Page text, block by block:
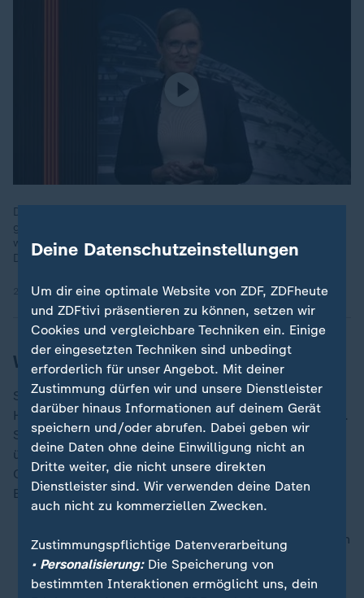
Die AfD-Politikerin Kotré hat sich mit einem Rechtsextremen
getroffen. Die AfD-Spitze droht mit Konsequenzen, doch Kotré
wird weiter für Ärger sorgen, sagt ZDF-Korrespondentin Nicole
Diekmann.
23.01.2026 | 0:32 min
Was Höcke ändern will
Solche Manöver könnten nach dem Willen von Björn
Höcke und seinen Mitstreitern künftig überflüssig sein.
Sie fordern, die UVL binnen eines Jahres zu
überarbeiten und nur noch solche Parteien oder
Organisationen dort zu führen, "die folgende
Bedingungen erfüllen:
a) eine auf die Abschaffung der parlamentarischen
Demokratie und Errichtung einer Diktatur
abzielende Programmatik sowie
Deine Datenschutzeinstellungen
Um dir eine optimale Website von ZDF, ZDFheute
und ZDFtivi präsentieren zu können, setzen wir
Cookies und vergleichbare Techniken ein. Einige
der eingesetzten Techniken sind unbedingt
erforderlich für unser Angebot. Mit deiner
Zustimmung dürfen wir und unsere Dienstleister
darüber hinaus Informationen auf deinem Gerät
speichern und/oder abrufen. Dabei geben wir
deine Daten ohne deine Einwilligung nicht an
Dritte weiter, die nicht unsere direkten
Dienstleister sind. Wir verwenden deine Daten
auch nicht zu kommerziellen Zwecken.
Zustimmungspflichtige Datenverarbeitung
• Personalisierung:Die Speicherung von
bestimmten Interaktionen ermöglicht uns, dein